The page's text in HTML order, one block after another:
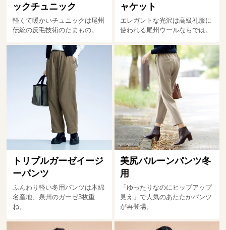
ックチュニック
軽くて暖かいチュニックは尾州
伝統の反毛技術のたまもの。
ャケット
エレガントな光沢は高級礼服に
使われる尾州ウールならでは。
トリプルガーゼイージ
ーパンツ
ふんわり軽い冬用パンツは木綿
名産地、泉州のガーゼ3枚重
ね。
美尻バルーンパンツ冬
用
「ゆったりなのにヒップアップ
見え」で人気のあたたかパンツ
が再登場。